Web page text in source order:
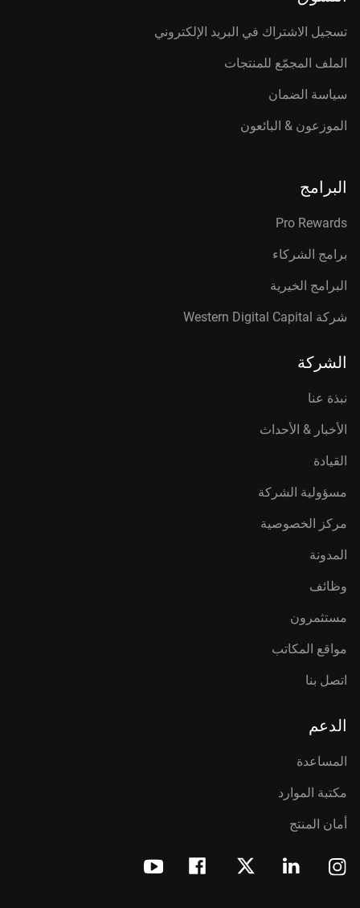
تسجيل الاشتراك في البريد الإلكتروني
الملف المجمّع للمنتجات
سياسة الضمان
الموزعون & البائعون
البرامج
Pro Rewards
برامج الشركاء
البرامج الخيرية
شركة Western Digital Capital
الشركة
نبذة عنا
الأخبار & الأحداث
القيادة
مسؤولية الشركة
مركز الخصوصية
المدونة
وظائف
مستثمرون
مواقع المكاتب
اتصل بنا
الدعم
المساعدة
مكتبة الموارد
أمان المنتج